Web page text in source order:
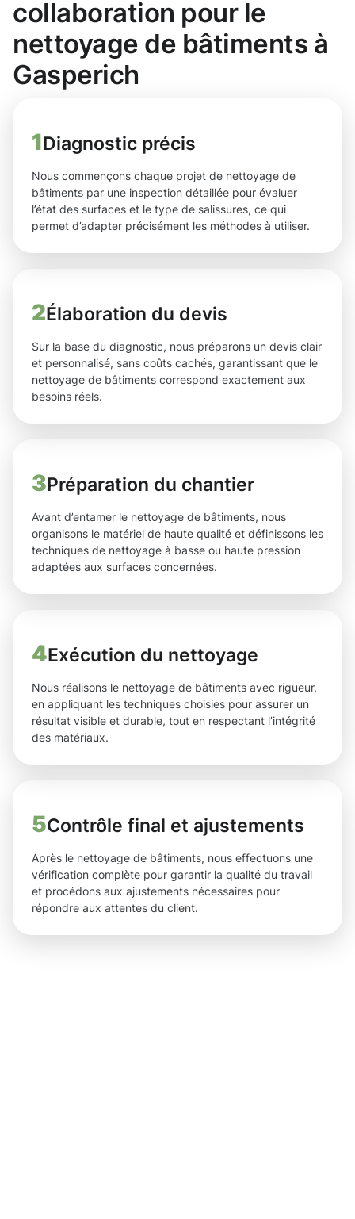
collaboration pour le
nettoyage de bâtiments à
Gasperich
1Diagnostic précis
Nous commençons chaque projet de nettoyage de
bâtiments par une inspection détaillée pour évaluer
l’état des surfaces et le type de salissures, ce qui
permet d’adapter précisément les méthodes à utiliser.
2Élaboration du devis
Sur la base du diagnostic, nous préparons un devis clair
et personnalisé, sans coûts cachés, garantissant que le
nettoyage de bâtiments correspond exactement aux
besoins réels.
3Préparation du chantier
Avant d’entamer le nettoyage de bâtiments, nous
organisons le matériel de haute qualité et définissons les
techniques de nettoyage à basse ou haute pression
adaptées aux surfaces concernées.
4Exécution du nettoyage
Nous réalisons le nettoyage de bâtiments avec rigueur,
en appliquant les techniques choisies pour assurer un
résultat visible et durable, tout en respectant l’intégrité
des matériaux.
5Contrôle final et ajustements
Après le nettoyage de bâtiments, nous effectuons une
vérification complète pour garantir la qualité du travail
et procédons aux ajustements nécessaires pour
répondre aux attentes du client.